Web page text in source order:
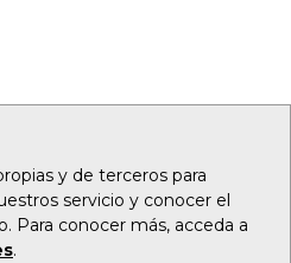
y de terceros para
servicio y conocer el
Para conocer más, acceda a
.